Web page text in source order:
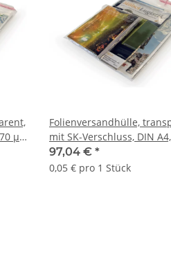
µ
x
Folienversandhülle,
mit SK-Verschluss, DIN
| 220 x 300 mm (Offene
L) | VE = 2000 Stk.
97,04 € *
0,05 € pro 1 Stück